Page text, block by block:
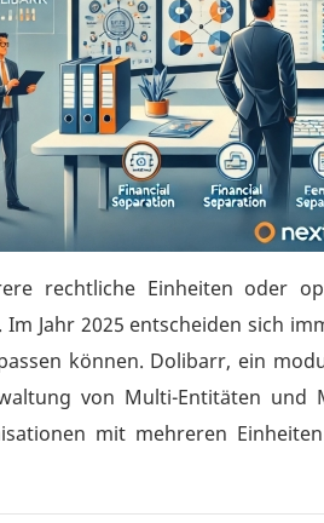
rechtliche Einheiten oder
Jahr 2025 entscheiden sich
können. Dolibarr, ein
von Multi-Entitäten
mit mehreren